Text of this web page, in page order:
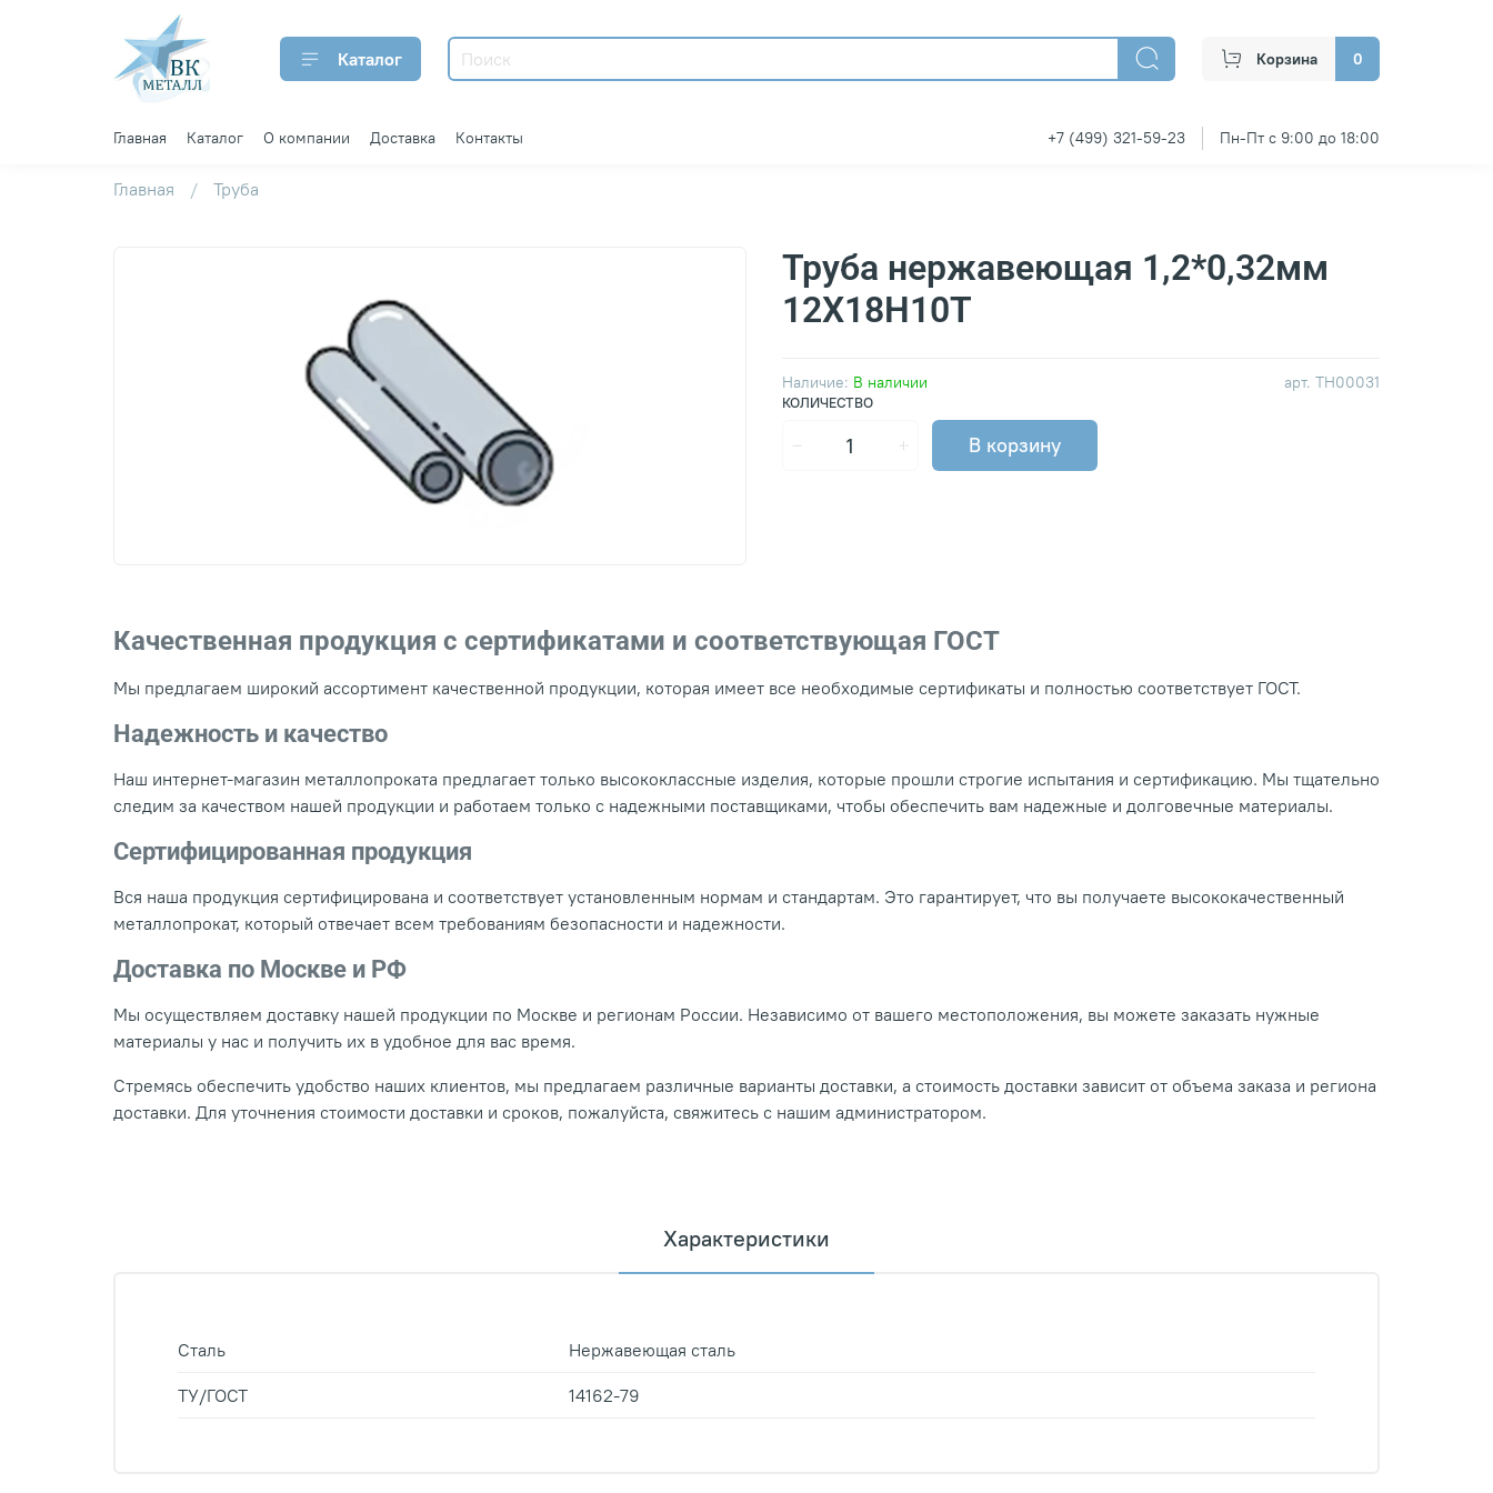
Каталог Корзина 0
Главная Каталог О компании Доставка Контакты +7 (499) 321-59-23 Пн-Пт с 9:00 до 18:00
Главная Труба
арт. ТН00031
Наличие: В наличии
Труба нержавеющая 1,2*0,32мм
12Х18Н10Т
КОЛИЧЕСТВО
В корзину
Качественная продукция с сертификатами и соответствующая ГОСТ
Мы предлагаем широкий ассортимент качественной продукции, которая имеет все необходимые сертификаты и полностью соответствует ГОСТ.
Надежность и качество
Наш интернет-магазин металлопроката предлагает только высококлассные изделия, которые прошли строгие испытания и сертификацию. Мы тщательно
следим за качеством нашей продукции и работаем только с надежными поставщиками, чтобы обеспечить вам надежные и долговечные материалы.
Сертифицированная продукция
Вся наша продукция сертифицирована и соответствует установленным нормам и стандартам. Это гарантирует, что вы получаете высококачественный
металлопрокат, который отвечает всем требованиям безопасности и надежности.
Доставка по Москве и РФ
Мы осуществляем доставку нашей продукции по Москве и регионам России. Независимо от вашего местоположения, вы можете заказать нужные
материалы у нас и получить их в удобное для вас время.
Стремясь обеспечить удобство наших клиентов, мы предлагаем различные варианты доставки, а стоимость доставки зависит от объема заказа и региона
доставки. Для уточнения стоимости доставки и сроков, пожалуйста, свяжитесь с нашим администратором.
Характеристики
Сталь Нержавеющая сталь
ТУ/ГОСТ 14162-79